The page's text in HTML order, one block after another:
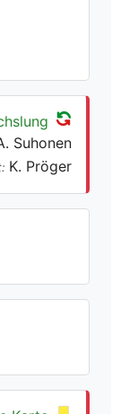
Suhonen
K. Pröger